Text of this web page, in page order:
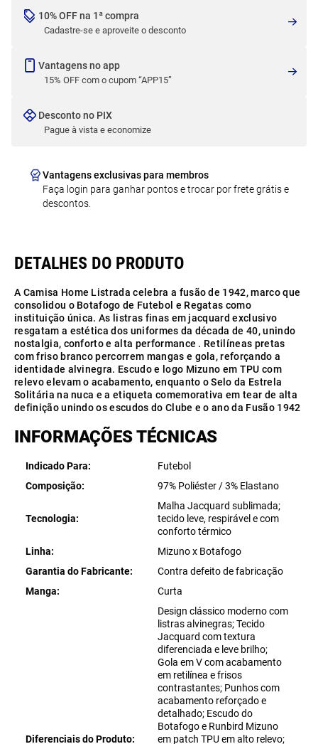
10% OFF na 1ª compra
Cadastre-se e aproveite o desconto
Vantagens no app
15% OFF com o cupom “APP15”
Desconto no PIX
Pague à vista e economize
Vantagens exclusivas para membros
Faça login para ganhar pontos e trocar por frete grátis e
descontos.
A Camisa Home Listrada celebra a fusão de 1942, marco que
consolidou o Botafogo de Futebol e Regatas como
instituição única. As listras finas em jacquard exclusivo
resgatam a estética dos uniformes da década de 40, unindo
nostalgia, conforto e alta performance . Retilíneas pretas
com friso branco percorrem mangas e gola, reforçando a
identidade alvinegra. Escudo e logo Mizuno em TPU com
relevo elevam o acabamento, enquanto o Selo da Estrela
Solitária na nuca e a etiqueta comemorativa em tear de alta
definição unindo os escudos do Clube e o ano da Fusão 1942
INFORMAÇÕES TÉCNICAS
Indicado Para
Futebol
Composição
97% Poliéster / 3% Elastano
Tecnologia
Malha Jacquard sublimada;
tecido leve, respirável e com
conforto térmico
Linha
Mizuno x Botafogo
Garantia do Fabricante
Contra defeito de fabricação
Manga
Curta
Diferenciais do Produto
Design clássico moderno com
listras alvinegras; Tecido
Jacquard com textura
diferenciada e leve brilho;
Gola em V com acabamento
em retilínea e frisos
contrastantes; Punhos com
acabamento reforçado e
detalhado; Escudo do
Botafogo e Runbird Mizuno
em patch TPU em alto relevo;